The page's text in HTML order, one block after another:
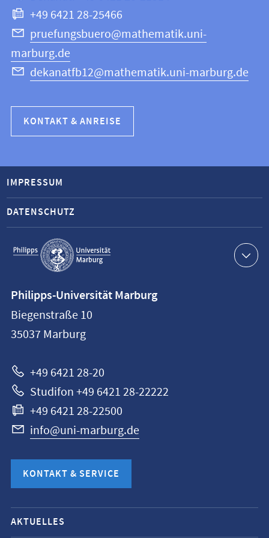
+49 6421 28-25466
pruefungsbuero@mathematik.uni-
marburg.de
dekanatfb12@mathematik.uni-marburg.de
KONTAKT & ANREISE
Service-
Navigation
IMPRESSUM
DATENSCHUTZ
Philipps-
Universität
Marburg
Philipps-Universität Marburg
Biegenstraße 10
35037 Marburg
+49 6421 28-20
Studifon +49 6421 28-22222
+49 6421 28-22500
info@uni-marburg.de
KONTAKT & SERVICE
Mobile-
Service-
AKTUELLES